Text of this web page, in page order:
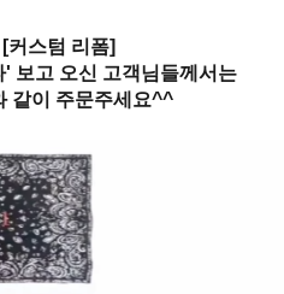
[커스텀 리폼]
보고 오신 고객님들께서는
같이 주문주세요^^